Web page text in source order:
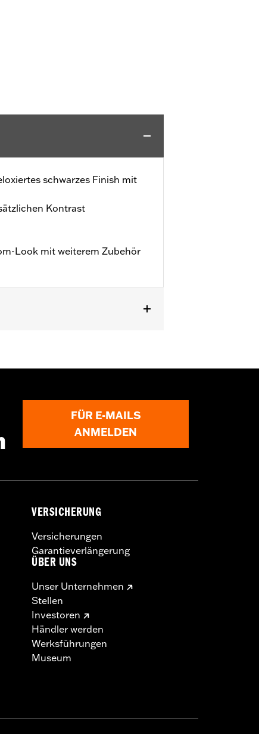
schwarzes Finish mit
Kontrast
Look mit weiterem Zubehör
FÜR E-MAILS
ANMELDEN
VERSICHERUNG
Versicherungen
Garantieverlängerung
ÜBER UNS
Unser Unternehmen
Stellen
Investoren
Händler werden
Werksführungen
Museum